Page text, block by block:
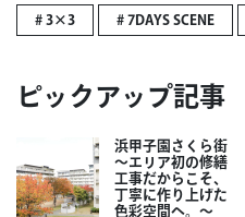
# 3×3 # 7DAYS SCENE
ピックアップ記事
浜甲子園さくら街
～エリア初の修繕
工事だからこそ、
丁寧に作り上げた
色彩空間へ。～